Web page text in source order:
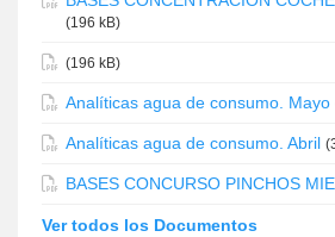
(196 kB)
(196 kB)
Analíticas agua de consumo. Mayo
Analíticas agua de consumo. Abril
BASES CONCURSO PINCHOS
Ver todos los Documentos